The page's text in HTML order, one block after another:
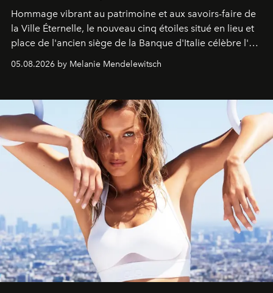
Hommage vibrant au patrimoine et aux savoirs-faire de
la Ville Éternelle, le nouveau cinq étoiles situé en lieu et
place de l'ancien siège de la Banque d'Italie célèbre l'art
05.08.2026 by Melanie Mendelewitsch